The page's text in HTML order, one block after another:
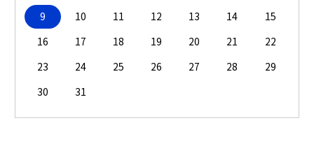
9
10 11 12 13 14
15
16
17 18 19 20 21
22
23
24 25 26 27 28
29
30
31